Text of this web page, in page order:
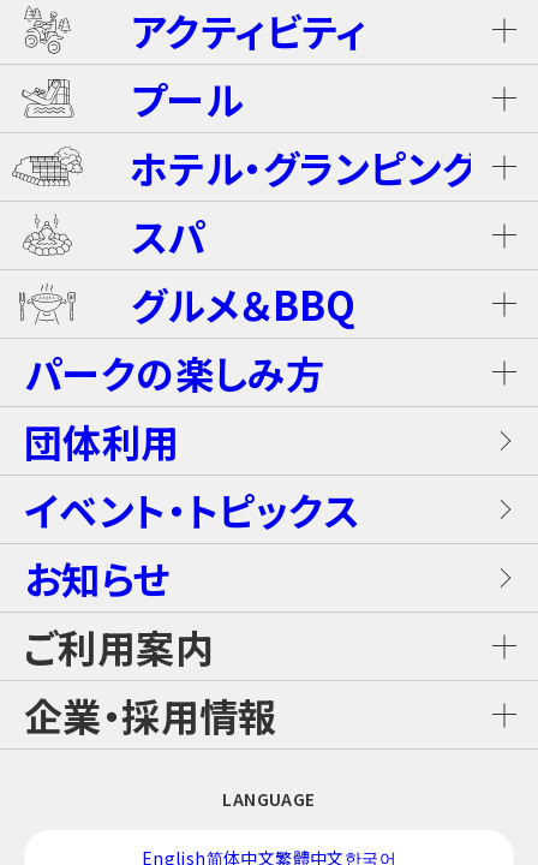
アクティビティ
ネスタ･バギーツアー（別途有料）
ライジング・バギー Level S
ライジング・バギー
キャンディー・カート＜1Dayパス不要＞
ブラスター・バトルフィールド
ワイルド・カヌー
スカイジャングル スリルコース
スカイジャングル ファンコース
スカイジャングル ジップライン
プール
ウォータースライダー
プール
屋内キッズプール
レンタル席
フード
おすすめチケット
ホテル・グランピング
ホテル ザ・ネスタ＆スパ
グランピングキャビン
プレミアテラス
メゾネットスイートヴィラ
ロイヤルスイートヴィラ
カジュアルコテージ
スパ
温泉
岩盤浴（着衣サウナ）
お食事
施設案内
ご利用料金
グルメ＆BBQ
ホテルブッフェ(朝食・夕食)
ALL DAY DINING GRANDISH
GLAMP BBQ
GLAMP LUNCH
日本料理 さざんか
酒バー はりま
パークの楽しみ方
【団体向け！】労働組合ファミリー交流イベ
ントプラン
アクティブ・プラン
雨の日プラン
修学旅行プラン！
団体利用
イベント・トピックス
お知らせ
ご利用案内
チケット購入・料金案内
企業・採用情報
LANGUAGE
English简体中文繁體中文한국어